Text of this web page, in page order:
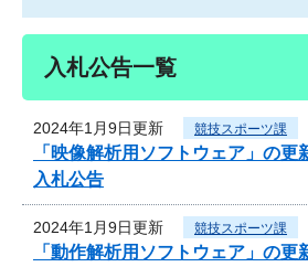
入札公告一覧
2024年1月9日更新 競技スポーツ課
「映像解析用ソフトウェア」の
入札公告
2024年1月9日更新 競技スポーツ課
「動作解析用ソフトウェア」の